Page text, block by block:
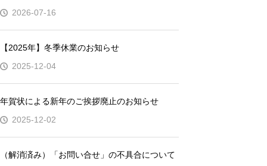
2026-07-16
【2025年】冬季休業のお知らせ
2025-12-04
年賀状による新年のご挨拶廃止のお知らせ
2025-12-02
（解消済み）「お問い合せ」の不具合について